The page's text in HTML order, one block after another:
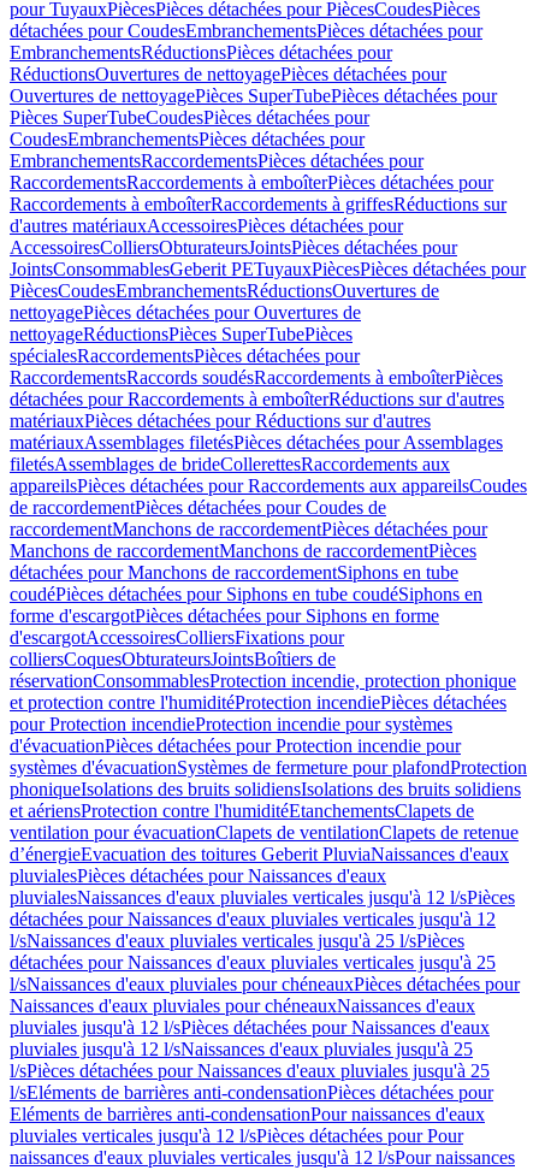
pour TuyauxPiècesPièces détachées pour PiècesCoudesPièces
détachées pour CoudesEmbranchementsPièces détachées pour
EmbranchementsRéductionsPièces détachées pour
RéductionsOuvertures de nettoyagePièces détachées pour
Ouvertures de nettoyagePièces SuperTubePièces détachées pour
Pièces SuperTubeCoudesPièces détachées pour
CoudesEmbranchementsPièces détachées pour
EmbranchementsRaccordementsPièces détachées pour
RaccordementsRaccordements à emboîterPièces détachées pour
Raccordements à emboîterRaccordements à griffesRéductions sur
d'autres matériauxAccessoiresPièces détachées pour
AccessoiresColliersObturateursJointsPièces détachées pour
JointsConsommablesGeberit PETuyauxPiècesPièces détachées pour
PiècesCoudesEmbranchementsRéductionsOuvertures de
nettoyagePièces détachées pour Ouvertures de
nettoyageRéductionsPièces SuperTubePièces
spécialesRaccordementsPièces détachées pour
RaccordementsRaccords soudésRaccordements à emboîterPièces
détachées pour Raccordements à emboîterRéductions sur d'autres
matériauxPièces détachées pour Réductions sur d'autres
matériauxAssemblages filetésPièces détachées pour Assemblages
filetésAssemblages de brideCollerettesRaccordements aux
appareilsPièces détachées pour Raccordements aux appareilsCoudes
de raccordementPièces détachées pour Coudes de
raccordementManchons de raccordementPièces détachées pour
Manchons de raccordementManchons de raccordementPièces
détachées pour Manchons de raccordementSiphons en tube
coudéPièces détachées pour Siphons en tube coudéSiphons en
forme d'escargotPièces détachées pour Siphons en forme
d'escargotAccessoiresColliersFixations pour
colliersCoquesObturateursJointsBoîtiers de
réservationConsommablesProtection incendie, protection phonique
et protection contre l'humiditéProtection incendiePièces détachées
pour Protection incendieProtection incendie pour systèmes
d'évacuationPièces détachées pour Protection incendie pour
systèmes d'évacuationSystèmes de fermeture pour plafondProtection
phoniqueIsolations des bruits solidiensIsolations des bruits solidiens
et aériensProtection contre l'humiditéEtanchementsClapets de
ventilation pour évacuationClapets de ventilationClapets de retenue
d’énergieEvacuation des toitures Geberit PluviaNaissances d'eaux
pluvialesPièces détachées pour Naissances d'eaux
pluvialesNaissances d'eaux pluviales verticales jusqu'à 12 l/sPièces
détachées pour Naissances d'eaux pluviales verticales jusqu'à 12
l/sNaissances d'eaux pluviales verticales jusqu'à 25 l/sPièces
détachées pour Naissances d'eaux pluviales verticales jusqu'à 25
l/sNaissances d'eaux pluviales pour chéneauxPièces détachées pour
Naissances d'eaux pluviales pour chéneauxNaissances d'eaux
pluviales jusqu'à 12 l/sPièces détachées pour Naissances d'eaux
pluviales jusqu'à 12 l/sNaissances d'eaux pluviales jusqu'à 25
l/sPièces détachées pour Naissances d'eaux pluviales jusqu'à 25
l/sEléments de barrières anti-condensationPièces détachées pour
Eléments de barrières anti-condensationPour naissances d'eaux
pluviales verticales jusqu'à 12 l/sPièces détachées pour Pour
naissances d'eaux pluviales verticales jusqu'à 12 l/sPour naissances